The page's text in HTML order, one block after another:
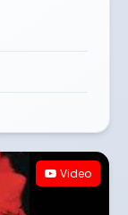
Video